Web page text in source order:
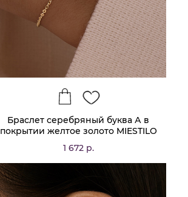
Браслет серебряный буква А в
покрытии желтое золото MIESTILO
1 672 р.